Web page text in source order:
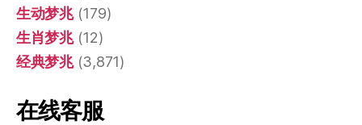
生动梦兆(179)
生肖梦兆(12)
经典梦兆(3,871)
在线客服